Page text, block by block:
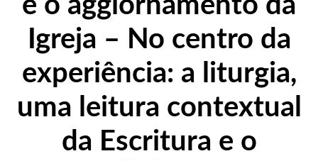
e o aggiornamento da
Igreja – No centro da
experiência: a liturgia,
uma leitura contextual
da Escritura e o